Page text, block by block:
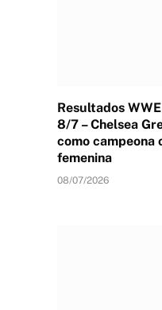
Resultados
8/7 – Chelsea
como campeona
femenina
08/07/2026